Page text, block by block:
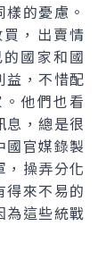
的憂慮。
，出賣情
國家和國
益，不惜配
他們也看
息，總是很
國官媒錄製
，操弄分化
得來不易的
為這些統戰